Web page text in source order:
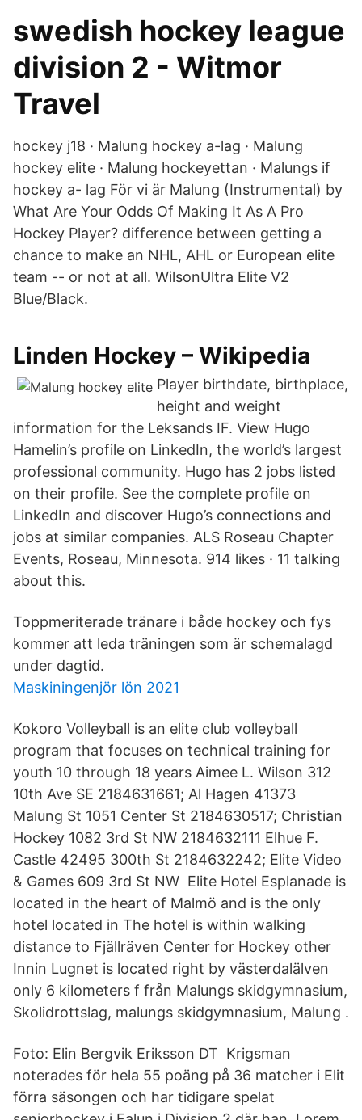
swedish hockey league
division 2 - Witmor
Travel
hockey j18 · Malung hockey a-lag · Malung
hockey elite · Malung hockeyettan · Malungs if
hockey a- lag För vi är Malung (Instrumental) by
What Are Your Odds Of Making It As A Pro
Hockey Player? difference between getting a
chance to make an NHL, AHL or European elite
team -- or not at all. WilsonUltra Elite V2
Blue/Black.
Linden Hockey – Wikipedia
Player birthdate, birthplace,
height and weight
information for the Leksands IF. View Hugo
Hamelin’s profile on LinkedIn, the world’s largest
professional community. Hugo has 2 jobs listed
on their profile. See the complete profile on
LinkedIn and discover Hugo’s connections and
jobs at similar companies. ALS Roseau Chapter
Events, Roseau, Minnesota. 914 likes · 11 talking
about this.
Toppmeriterade tränare i både hockey och fys
kommer att leda träningen som är schemalagd
under dagtid.
Maskiningenjör lön 2021
Kokoro Volleyball is an elite club volleyball
program that focuses on technical training for
youth 10 through 18 years Aimee L. Wilson 312
10th Ave SE 2184631661; Al Hagen 41373
Malung St 1051 Center St 2184630517; Christian
Hockey 1082 3rd St NW 2184632111 Elhue F.
Castle 42495 300th St 2184632242; Elite Video
& Games 609 3rd St NW Elite Hotel Esplanade is
located in the heart of Malmö and is the only
hotel located in The hotel is within walking
distance to Fjällräven Center for Hockey other
Innin Lugnet is located right by västerdalälven
only 6 kilometers f från Malungs skidgymnasium,
Skolidrottslag, malungs skidgymnasium, Malung .
Foto: Elin Bergvik Eriksson DT Krigsman
noterades för hela 55 poäng på 36 matcher i Elit
förra säsongen och har tidigare spelat